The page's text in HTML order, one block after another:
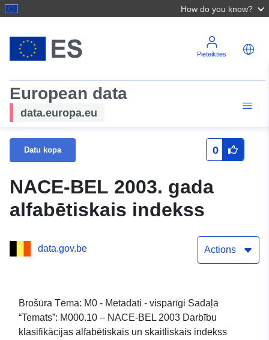
How do you know?
Pieteikties
European data
data.europa.eu
Datu kopa 0
NACE-BEL 2003. gada
alfabētiskais indekss
data.gov.be Actions
Brošūra Tēma: M0 - Metadati - vispārīgi Sadaļā
“Temats”: M000.10 – NACE-BEL 2003 Darbību
klasifikācijas alfabētiskais un skaitliskais indekss